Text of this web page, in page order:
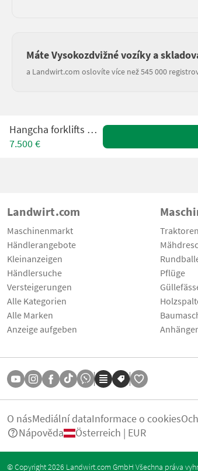
Máte Vysokozdvižné vozíky a
a Landwirt.com oslovíte více než 545 000
Hangcha forklifts CBD20
7.500 €
Landwirt.com
Maschinenmarkt
Händlerangebote
Kleinanzeigen
Händlersuche
Versteigerungen
Alle Kategorien
Alle Marken
Anzeige aufgeben
Traktoren
Pflüge
Anhänger
O násMediální dataInformace o cookies
Nápověda
Österreich | EUR
© Copyright 2026 Landwirt.com GmbH Všechna práva